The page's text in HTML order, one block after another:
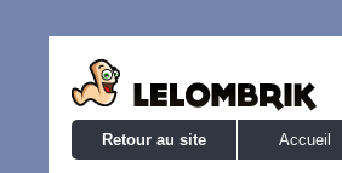
Retour au site Accueil